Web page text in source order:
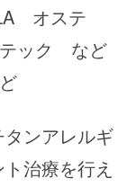
オステ
ック など
ンアレルギ
治療を行え